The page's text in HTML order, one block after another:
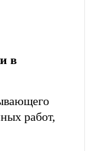
в
работ,